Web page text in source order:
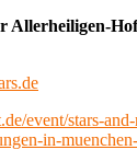
Allerheiligen-
event/stars-
in-